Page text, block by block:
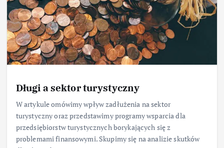
Długi a sektor turystyczny
W artykule omówimy wpływ zadłużenia na sektor
turystyczny oraz przedstawimy programy wsparcia dla
przedsiębiorstw turystycznych borykających się z
problemami finansowymi. Skupimy się na analizie skutków